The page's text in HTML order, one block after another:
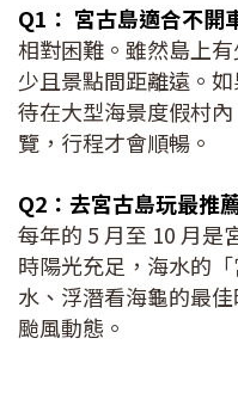
Q1： 宮古島適合不開
相對困難。雖然島上
少且景點間距離遠。
待在大型海景度假村
覽，行程才會順暢。
Q2：去宮古島玩最推
每年的 5 月至 10 月是
時陽光充足，海水的
水、浮潛看海龜的最
颱風動態。